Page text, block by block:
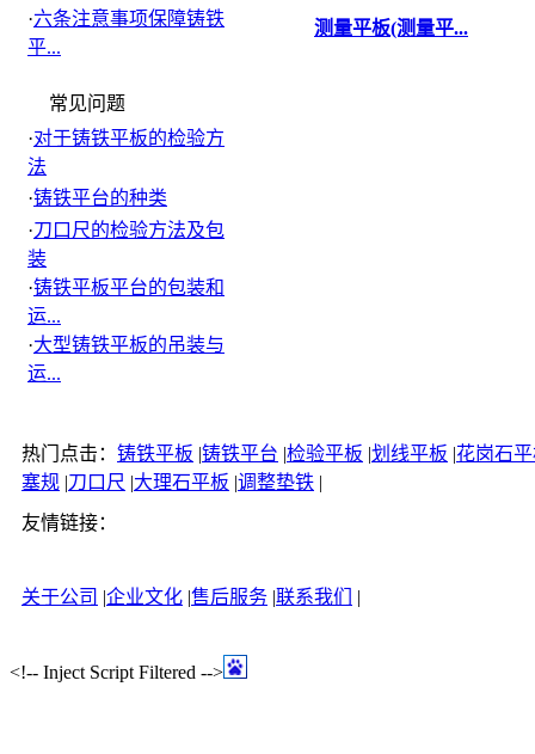
·六条注意事项保障铸铁
平...
常见问题
·对于铸铁平板的检验方
法
·铸铁平台的种类
·刀口尺的检验方法及包
装
·铸铁平板平台的包装和
运...
·大型铸铁平板的吊装与
运...
测量平板(测量平...
热门点击： 铸铁平板 |铸铁平台 |检验平板 |划线平板 |花岗石
塞规 |刀口尺 |大理石平板 |调整垫铁 |
友情链接：
关于公司 |企业文化 |售后服务 |联系我们 |
<!-- Inject Script Filtered -->